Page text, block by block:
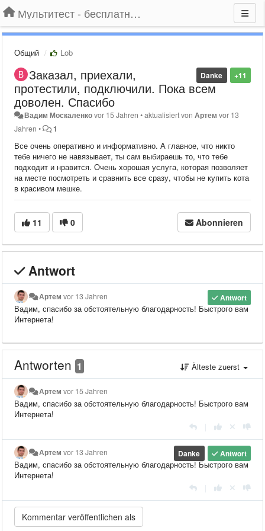
Мультитест - бесплатный подбор провайдера по адресу
Общий Lob
+11
Danke
Заказал, приехали,
протестили, подключили. Пока всем
доволен. Спасибо
Вадим Москаленкоvor 15 Jahren •aktualisiert vonАртем vor 13
Jahren • 1
Все очень оперативно и информативно. А главное, что никто
тебе ничего не навязывает, ты сам выбираешь то, что тебе
подходит и нравится. Очень хорошая услуга, которая позволяет
на месте посмотреть и сравнить все сразу, чтобы не купить кота
в красивом мешке.
11 0 Abonnieren
Antwort
Antwort
Артем vor 13 Jahren
Вадим, спасибо за обстоятельную благодарность! Быстрого вам
Интернета!
Antworten 1 Älteste zuerst
Артем vor 15 Jahren
Вадим, спасибо за обстоятельную благодарность! Быстрого вам
Интернета!
Antwort
Danke
Артем vor 13 Jahren
Вадим, спасибо за обстоятельную благодарность! Быстрого вам
Интернета!